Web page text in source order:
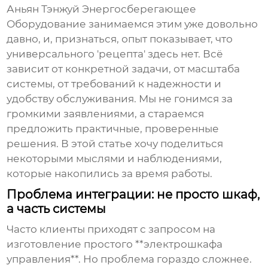
Аньян Тэнжуй Энергосберегающее
Оборудование занимаемся этим уже довольно
давно, и, признаться, опыт показывает, что
универсального 'рецепта' здесь нет. Всё
зависит от конкретной задачи, от масштаба
системы, от требований к надежности и
удобству обслуживания. Мы не гонимся за
громкими заявлениями, а стараемся
предложить практичные, проверенные
решения. В этой статье хочу поделиться
некоторыми мыслями и наблюдениями,
которые накопились за время работы.
Проблема интеграции: не просто шкаф,
а часть системы
Часто клиенты приходят с запросом на
изготовление простого **электрошкафа
управления**. Но проблема гораздо сложнее.